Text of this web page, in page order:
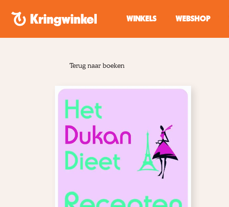
WINKELS
WEBSHOP
Terug naar boeken